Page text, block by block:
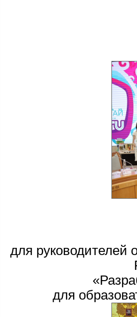
для руководителей
для